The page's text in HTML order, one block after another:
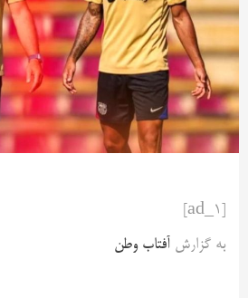
به گزارش آفتاب وطن